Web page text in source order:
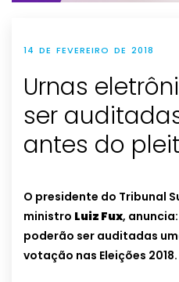
14 DE FEVEREIRO DE 2018
Urnas
ser
antes do
O presidente do Tribunal
ministro Luiz Fux,
poderão ser auditadas
votação nas Eleições 2018.